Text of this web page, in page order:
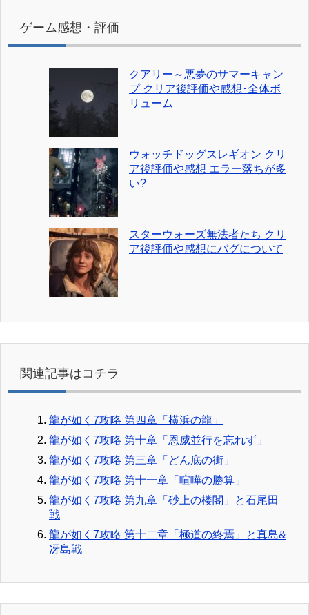
ゲーム感想・評価
クアリー～悪夢のサマーキャン
プ クリア後評価や感想･全体ボ
リューム
ウォッチドッグスレギオン クリ
ア後評価や感想 エラー落ちが多
い?
スターウォーズ無法者たち クリ
ア後評価や感想にバグについて
関連記事はコチラ
龍が如く7攻略 第四章「横浜の龍」
龍が如く7攻略 第十章「恩威並行を忘れず」
龍が如く7攻略 第三章「どん底の街」
龍が如く7攻略 第十一章「喧嘩の勝算」
龍が如く7攻略 第九章「砂上の楼閣」と石尾田
戦
龍が如く7攻略 第十二章「極道の終焉」と真島&
冴島戦